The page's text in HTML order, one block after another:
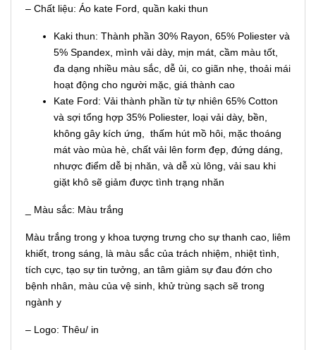
– Chất liệu: Áo kate Ford, quần kaki thun
Kaki thun: Thành phần 30% Rayon, 65% Poliester và
5% Spandex, mình vải dày, mịn mát, cầm màu tốt,
đa dạng nhiều màu sắc, dễ ủi, co giãn nhẹ, thoải mái
hoạt động cho người mặc, giá thành cao
Kate Ford: Vải thành phần từ tự nhiên 65% Cotton
và sợi tổng hợp 35% Poliester, loại vải dày, bền,
không gây kích ứng, thấm hút mồ hôi, mặc thoáng
mát vào mùa hè, chất vải lên form đẹp, đứng dáng,
nhược điểm dễ bị nhăn, và dễ xù lông, vải sau khi
giặt khô sẽ giảm được tình trạng nhăn
_ Màu sắc: Màu trắng
Màu trắng trong y khoa tượng trưng cho sự thanh cao, liêm
khiết, trong sáng, là màu sắc của trách nhiệm, nhiệt tình,
tích cực, tạo sự tin tưởng, an tâm giảm sự đau đớn cho
bệnh nhân, màu của vệ sinh, khử trùng sạch sẽ trong
ngành y
– Logo: Thêu/ in